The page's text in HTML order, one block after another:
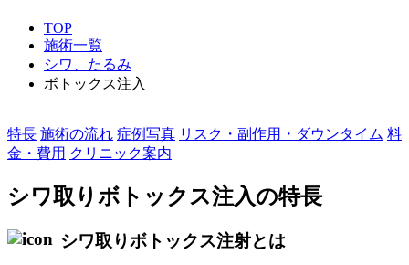
TOP
施術一覧
シワ、たるみ
ボトックス注入
特長 施術の流れ 症例写真 リスク・副作用・ダウンタイム 料
金・費用 クリニック案内
シワ取りボトックス注入の特長
シワ取りボトックス注射とは